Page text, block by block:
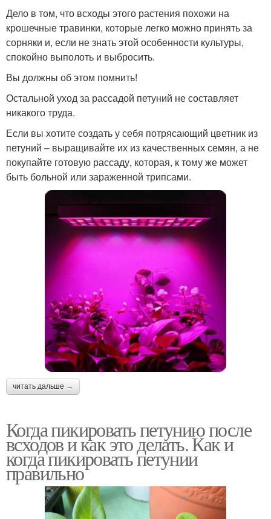
Дело в том, что всходы этого растения похожи на
крошечные травинки, которые легко можно принять за
сорняки и, если не знать этой особенности культуры,
спокойно выполоть и выбросить.
Вы должны об этом помнить!
Остальной уход за рассадой петуний не составляет
никакого труда.
Если вы хотите создать у себя потрясающий цветник из
петуний – выращивайте их из качественных семян, а не
покупайте готовую рассаду, которая, к тому же может
быть больной или зараженной трипсами.
читать дальше →
Когда пикировать петунию после
всходов и как это делать. Как и
когда пикировать петунии
правильно